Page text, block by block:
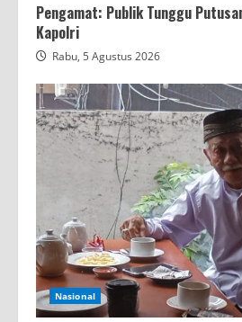
Pengamat: Publik Tunggu
Kapolri
Rabu, 5 Agustus 2026
Nasional